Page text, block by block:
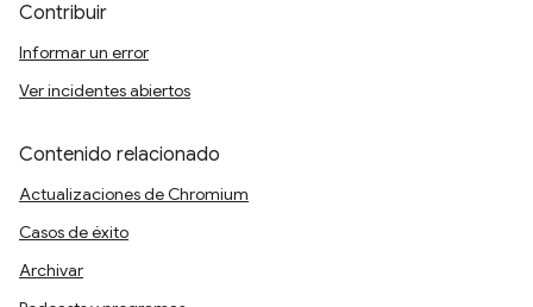
Contribuir
Informar un error
Ver incidentes abiertos
Contenido relacionado
Actualizaciones de Chromium
Casos de éxito
Archivar